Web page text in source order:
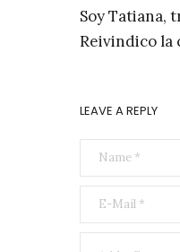
Soy Tatiana,
Reivindico la
LEAVE A REPLY